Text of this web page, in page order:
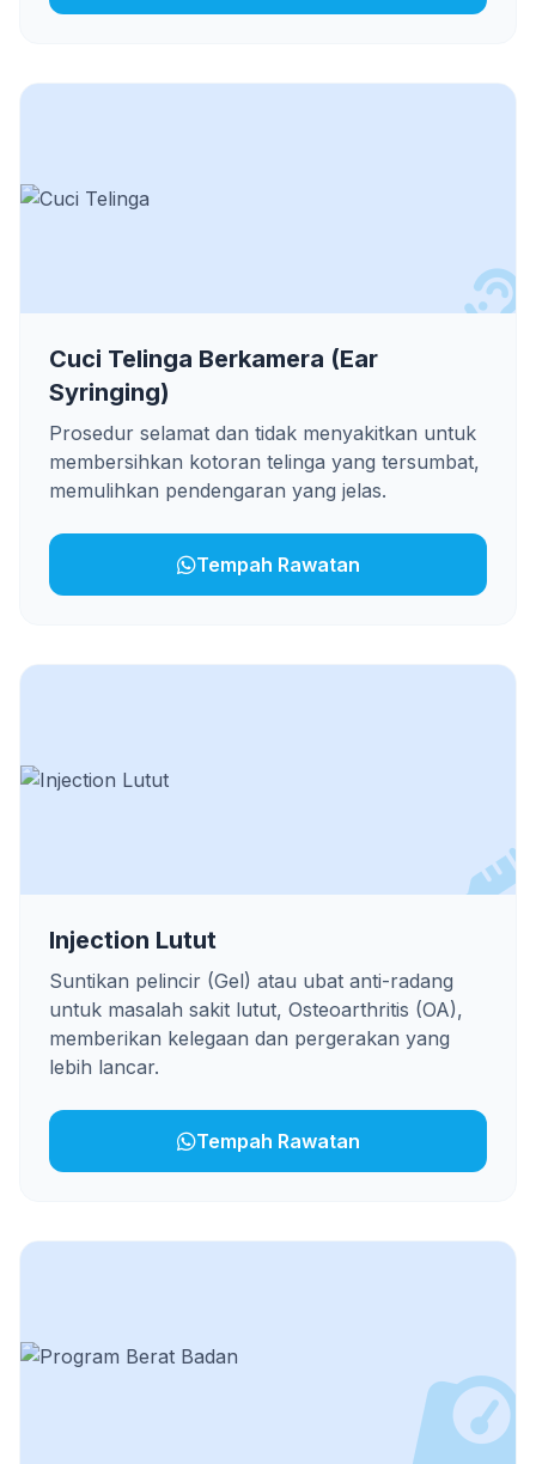
Cuci Telinga Berkamera (Ear
Syringing)
Prosedur selamat dan tidak menyakitkan untuk
membersihkan kotoran telinga yang tersumbat,
memulihkan pendengaran yang jelas.
Tempah Rawatan
Injection Lutut
Suntikan pelincir (Gel) atau ubat anti-radang
untuk masalah sakit lutut, Osteoarthritis (OA),
memberikan kelegaan dan pergerakan yang
lebih lancar.
Tempah Rawatan